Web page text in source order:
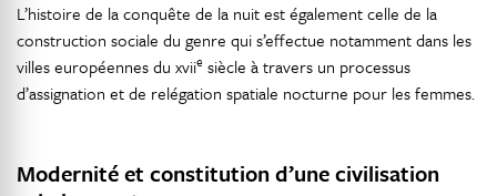
L’histoire de la conquête de la nuit est également celle de la
construction sociale du genre qui s’effectue notamment dans les
villes européennes du xviie siècle à travers un processus
d’assignation et de relégation spatiale nocturne pour les femmes.
Modernité et constitution d’une civilisation